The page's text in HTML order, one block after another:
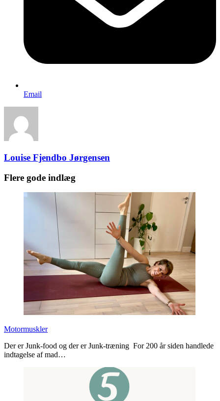
Email
Louise Fjendbo Jørgensen
Flere gode indlæg
Motormuskler
Der er Junk-food og der er Junk-træning For 200 år siden handlede
indtagelse af mad…